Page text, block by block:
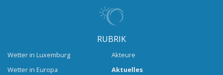
RUBRIK
Wetter in Luxemburg
Wetter in Europa
Akteure
Aktuelles